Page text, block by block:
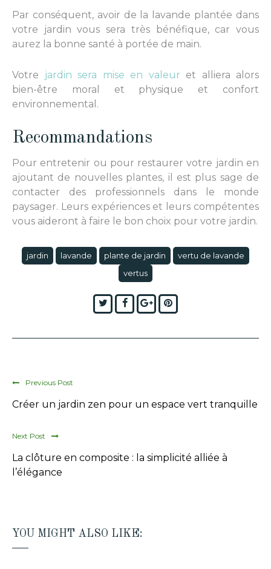
Par conséquent, avoir de la lavande plantée dans
votre jardin vous sera très bénéfique, car vous
aurez la bonne santé à portée de main.
Votre jardin sera mise en valeur et alliera alors
bien-être moral et physique et confort
environnemental.
Recommandations
Pour entretenir ou pour restaurer votre jardin en
ajoutant de nouvelles plantes, il est plus sage de
contacter des professionnels dans le monde
paysager. Leurs expériences et leurs compétentes
vous aideront à faire le bon choix pour votre jardin.
jardin lavande plante de jardin
vertu de lavande
vertus
TwitterFacebook
Google+Pinterest
Previous Post
Créer un jardin zen pour un espace vert tranquille
Next Post
La clôture en composite : la simplicité alliée à
l’élégance
YOU MIGHT ALSO LIKE: